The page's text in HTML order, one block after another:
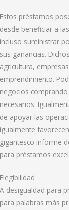
Estos préstamos
desde beneficiar a
incluso suministrar
sus ganancias.
agricultura,
emprendimiento.
negocios
necesarios.
de apoyar las
igualmente
gigantesco informe
para préstamos
Elegibilidad
A desigualdad para
para palabras más